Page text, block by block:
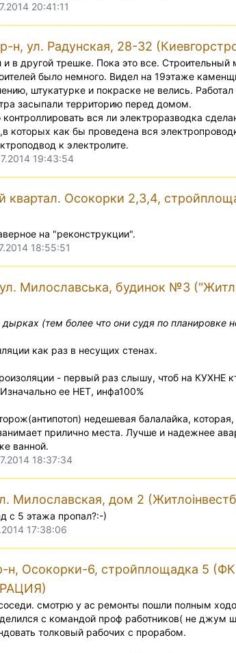
20:41:11
н, ул. Радунская, 28-32
и в другой трешке. Пока это все. Строительный
было немного. Видел на 19этаже
штукатурке и покраске не велись.
засыпали территорию перед домом.
контроллировать вся ли электроразводка
которых как бы проведена вся
к электролите.
19:43:54
Осокорки 2,3,4,
на "реконструкции".
18:55:51
Милославська, будинок №3
(тем более что они судя по планировке
как раз в несущих стенах.
- первый раз слышу, чтоб на КУХНЕ
ее НЕТ, инфа100%
недешевая балалайка,
прилично места. Лучше и надежнее
ванной.
18:37:34
Милославская, дом 2
с 5 этажа пропал?:-)
17:38:06
н, Осокорки-6, стройплощадка 5 (ФК
смотрю у ас ремонты пошли полным
с командой проф работников( не джум
толковый рабочих с прорабом.